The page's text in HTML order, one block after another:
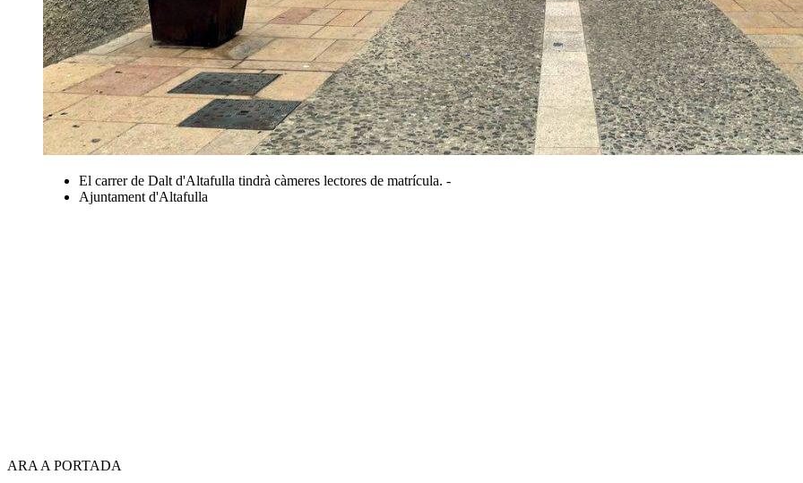
El carrer de Dalt d'Altafulla tindrà càmeres lectores de matrícula. -
Ajuntament d'Altafulla
ARA A PORTADA